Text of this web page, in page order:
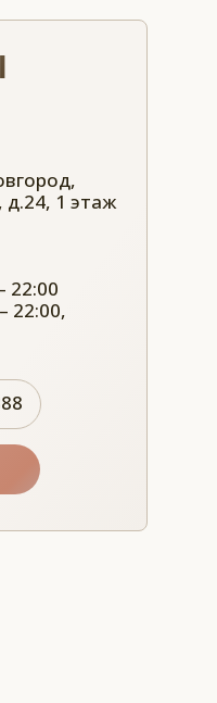
д.24, 1 этаж
22:00
22:00,